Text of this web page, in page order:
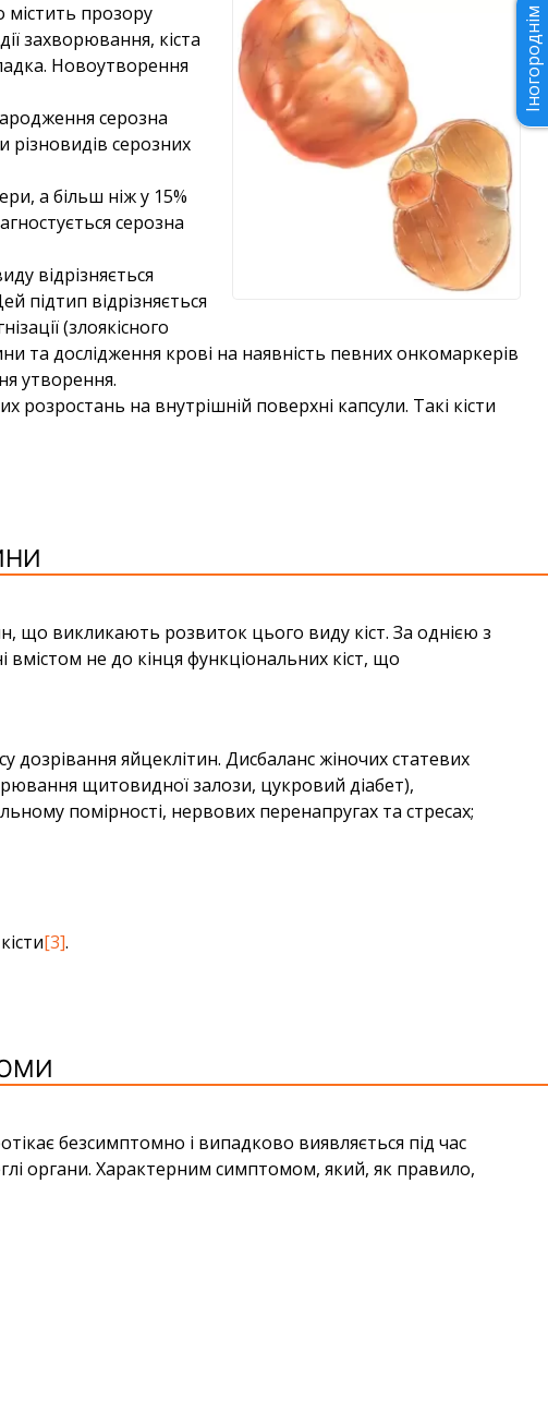
містить прозору
захворювання, кіста
Новоутворення
серозна
різновидів серозних
а більш ніж у 15%
серозна
відрізняється
підтип відрізняється
(злоякісного
та дослідження крові на наявність певних онкомаркерів
утворення.
на внутрішній поверхні капсули. Такі кісти
що викликають розвиток цього виду кіст. За однією з
не до кінця функціональних кіст, що
яйцеклітин. Дисбаланс жіночих статевих
щитовидної залози, цукровий діабет),
помірності, нервових перенапругах та стресах;
[3].
безсимптомно і випадково виявляється під час
органи. Характерним симптомом, який, як правило,
Іногороднім